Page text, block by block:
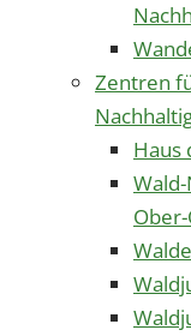
Zentren
Haus